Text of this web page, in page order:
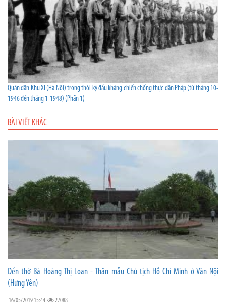
Quân dân Khu XI (Hà Nội) trong thời kỳ đầu kháng chiến chống thực dân Pháp (từ tháng 10-
1946 đến tháng 1-1948) (Phần 1)
BÀI VIẾT KHÁC
Đền thờ Bà Hoàng Thị Loan - Thân mẫu Chủ tịch Hồ Chí Minh ở Vân Nội
(Hưng Yên)
16/05/2019 15:44 27088